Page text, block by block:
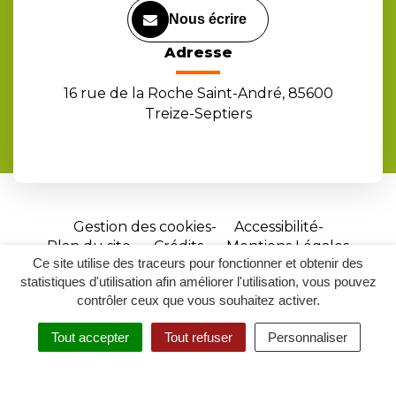
Ce site utilise des traceurs pour fonctionner et obtenir des
statistiques d'utilisation afin améliorer l'utilisation, vous pouvez
contrôler ceux que vous souhaitez activer.
Tout accepter Tout refuser Personnaliser
RECHERCHER
ACCESSIBILITÉ
Nous écrire
Adresse
16 rue de la Roche Saint-André, 85600
Treize-Septiers
Gestion des cookies
Accessibilité
Plan du site
Crédits
Mentions Légales
Site
réalisé
par
Inovagora